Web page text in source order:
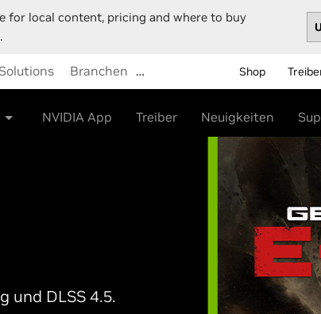
for local content, pricing and where to buy
Solutions Branchen … Shop
NVIDIA App Treiber Neuigkeiten
und DLSS 4.5.